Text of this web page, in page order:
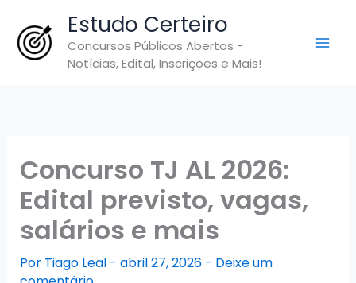
para
Estudo Certeiro
Concursos Públicos Abertos -
Notícias, Edital, Inscrições e Mais!
Concurso TJ AL 2026:
Edital previsto, vagas,
salários e mais
Por Tiago Leal - abril 27, 2026 - Deixe um